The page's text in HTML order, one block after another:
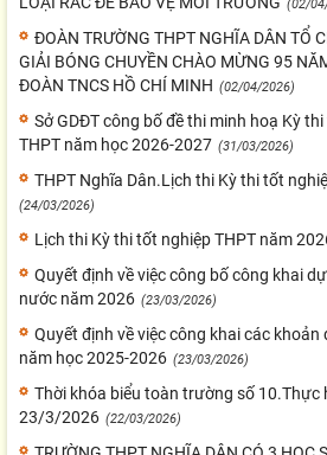
(02/
ĐOÀN TRƯỜNG THPT NGHĨA DÂN TỔ
GIẢI BÓNG CHUYỀN CHÀO MỪNG 95
ĐOÀN TNCS HỒ CHÍ MINH (02/04/2026)
Sở GDĐT công bố đề thi minh hoạ Kỳ
THPT năm học 2026-2027 (31/03/2026)
THPT Nghĩa Dân.Lịch thi Kỳ thi tốt
(24/03/2026)
Lịch thi Kỳ thi tốt nghiệp THPT năm
Quyết định về việc công bố công khai
nước năm 2026 (23/03/2026)
Quyết định về việc công khai các
năm học 2025-2026 (23/03/2026)
Thời khóa biểu toàn trường số 10.Thực
23/3/2026 (22/03/2026)